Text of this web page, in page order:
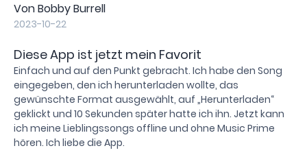
Von Bobby Burrell
2023-10-22
Diese App ist jetzt mein Favorit
Einfach und auf den Punkt gebracht. Ich habe den Song
eingegeben, den ich herunterladen wollte, das
gewünschte Format ausgewählt, auf „Herunterladen“
geklickt und 10 Sekunden später hatte ich ihn. Jetzt kann
ich meine Lieblingssongs offline und ohne Music Prime
hören. Ich liebe die App.